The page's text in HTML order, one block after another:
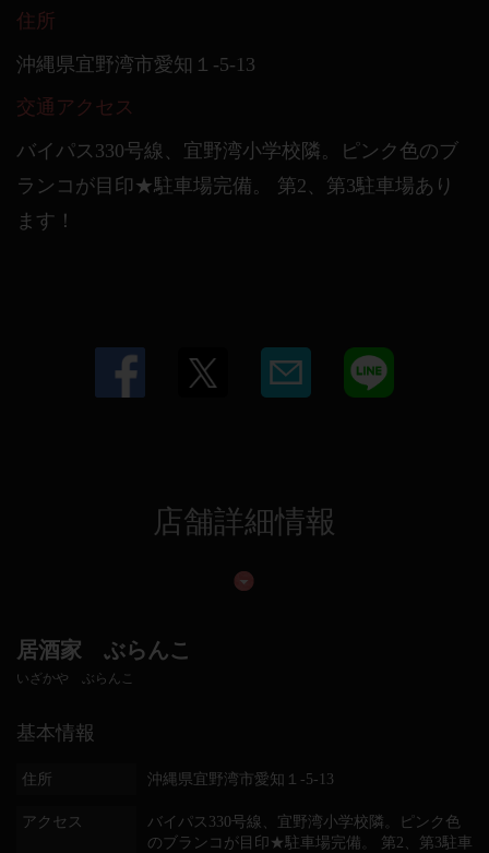
住所
沖縄県宜野湾市愛知１‐5‐13
交通アクセス
バイパス330号線、宜野湾小学校隣。ピンク色のブ
ランコが目印★駐車場完備。 第2、第3駐車場あり
ます！
店舗詳細情報
居酒家 ぶらんこ
いざかや ぶらんこ
基本情報
住所 沖縄県宜野湾市愛知１‐5‐13
アクセス
バイパス330号線、宜野湾小学校隣。ピンク色
のブランコが目印★駐車場完備。 第2、第3駐車